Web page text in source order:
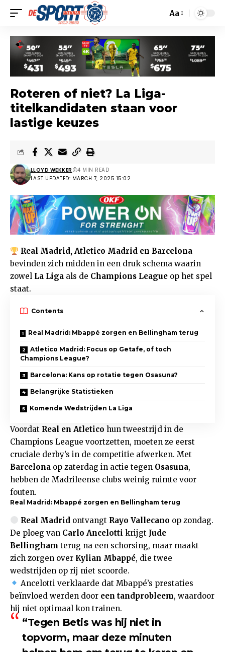
Aa
Roteren of niet? La Liga-
titelkandidaten staan voor
lastige keuzes
LAST UPDATED: MARCH 7, 2025 15:02
LLOYD WEKKER 4 MIN READ
Real Madrid, Atletico Madrid en Barcelona
bevinden zich midden in een druk schema waarin
zowel La Liga als de Champions League op het spel
staat.
Contents
Real Madrid: Mbappé zorgen en Bellingham terug
Atletico Madrid: Focus op Getafe, of toch
Champions League?
Barcelona: Kans op rotatie tegen Osasuna?
Belangrijke Statistieken
Komende Wedstrijden La Liga
Voordat Real en Atletico hun tweestrijd in de
Champions League voortzetten, moeten ze eerst
cruciale derby’s in de competitie afwerken. Met
Barcelona op zaterdag in actie tegen Osasuna,
hebben de Madrileense clubs weinig ruimte voor
fouten.
Real Madrid: Mbappé zorgen en Bellingham terug
Real Madrid ontvangt Rayo Vallecano op zondag.
De ploeg van Carlo Ancelotti krijgt Jude
Bellingham terug na een schorsing, maar maakt
zich zorgen over Kylian Mbappé, die twee
wedstrijden op rij niet scoorde.
Ancelotti verklaarde dat Mbappé’s prestaties
beïnvloed werden door een tandprobleem, waardoor
hij niet optimaal kon trainen.
“Tegen Betis was hij niet in
topvorm, maar deze minuten